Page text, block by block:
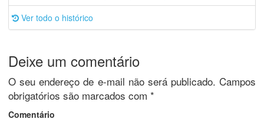
Ver todo o histórico
Deixe um comentário
O seu endereço de e-mail não será publicado. Campos
obrigatórios são marcados com *
Comentário